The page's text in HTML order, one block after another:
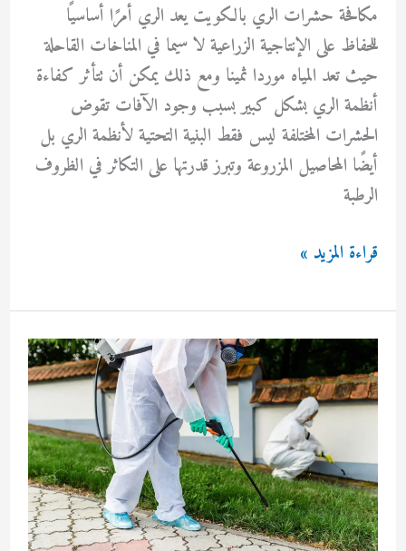
مكافحة حشرات الري بالكويت يعد الري أمرًا أساسيًا
للحفاظ على الإنتاجية الزراعية لا سيما في المناخات القاحلة
حيث تعد المياه موردا ثمينا ومع ذلك يمكن أن تتأثر كفاءة
أنظمة الري بشكل كبير بسبب وجود الآفات تقوض
الحشرات المختلفة ليس فقط البنية التحتية لأنظمة الري بل
أيضًا المحاصيل المزروعة وتبرز قدرتها على التكاثر في الظروف
الرطبة
مكافحة
الري
بالكويت
قراءة المزيد »